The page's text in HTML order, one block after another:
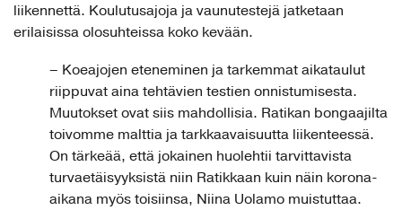
liikennettä. Koulutusajoja ja vaunutestejä jatketaan
erilaisissa olosuhteissa koko kevään.
– Koeajojen eteneminen ja tarkemmat aikataulut
riippuvat aina tehtävien testien onnistumisesta.
Muutokset ovat siis mahdollisia. Ratikan bongaajilta
toivomme malttia ja tarkkaavaisuutta liikenteessä.
On tärkeää, että jokainen huolehtii tarvittavista
turvaetäisyyksistä niin Ratikkaan kuin näin korona-
aikana myös toisiinsa, Niina Uolamo muistuttaa.